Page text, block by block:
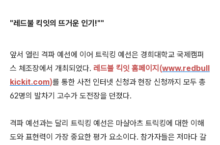
"레드불 킥잇의 뜨거운 인기!""
앞서 열린 격파 예선에 이어 트릭킹 예선은 경희대학교 국제캠퍼
스 체조장에서 개최되었다. 레드불 킥잇 홈페이지(www.redbull
kickit.com)를 통한 사전 인터넷 신청과 현장 신청까지 모두 총
62명의 발차기 고수가 도전장을 던졌다.
격파 예선과는 달리 트릭킹 예선은 마샬아츠 트릭킹에 대한 이해
도와 표현력이 가장 중요한 평가 요소이다. 참가자들은 저마다 갈